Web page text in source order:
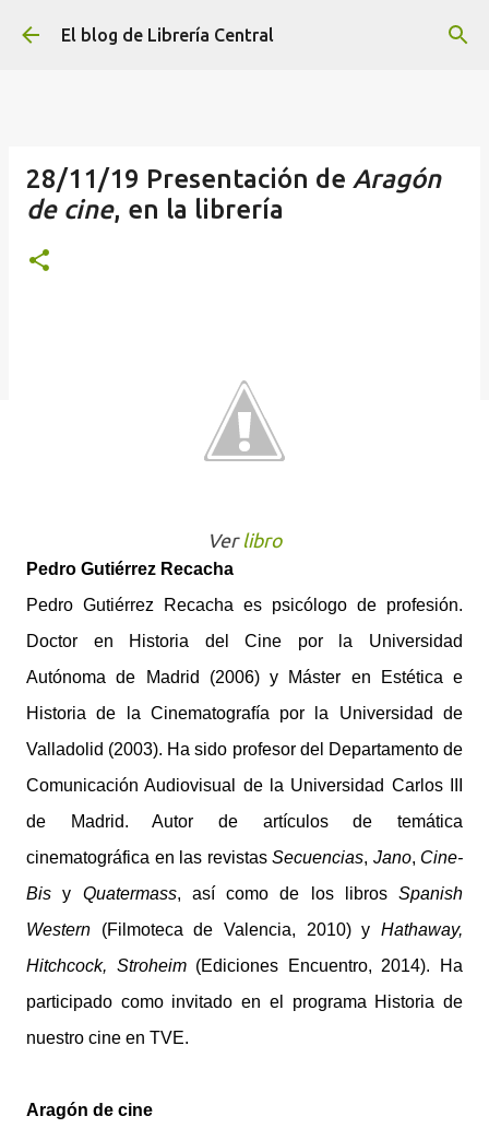
Ir al contenido principal
El blog de Librería Central
28/11/19 Presentación de Aragón
de cine, en la librería
Verlibro
Pedro Gutiérrez Recacha
Pedro Gutiérrez Recacha es psicólogo de profesión.
Doctor en Historia del Cine por la Universidad
Autónoma de Madrid (2006) y Máster en Estética e
Historia de la Cinematografía por la Universidad de
Valladolid (2003). Ha sido profesor del Departamento de
Comunicación Audiovisual de la Universidad Carlos III
de Madrid. Autor de artículos de temática
cinematográfica en las revistas Secuencias, Jano, Cine-
Bis y Quatermass, así como de los libros Spanish
Western (Filmoteca de Valencia, 2010) y Hathaway,
Hitchcock, Stroheim(Ediciones Encuentro, 2014). Ha
participado como invitado en el programa Historia de
nuestro cine en TVE.
Aragón de cine